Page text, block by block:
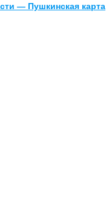
— Пушкинская карта